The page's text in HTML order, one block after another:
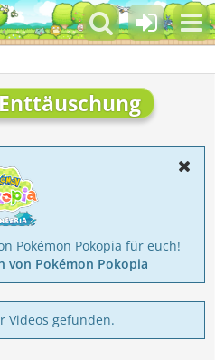
Pokémon Pokopia für euch!
von Pokémon Pokopia
Videos gefunden.